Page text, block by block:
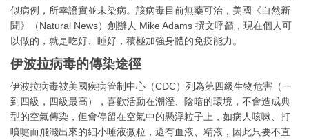
似病例，所幸證實並未染病。該病毒目前無藥可治，美國《自然新
聞》（Natural News）創辦人 Mike Adams 撰文呼籲，現在個人可
以做的，就是吃好、睡好，積極加強身體的免疫能力。
伊波拉病毒的傳染途徑
伊波拉病毒被美國疾病管制中心（CDC）列為第四級生物危害（一
到四級，四級最高），喜歡活動在潮溼、陰暗的環境，不會造成典
型的空氣傳染，但會停留在空氣中的懸浮粒子上，如病人咳嗽、打
噴嚏而飛濺出來的細小唾液微粒，還有血液、精液，因此只要不直